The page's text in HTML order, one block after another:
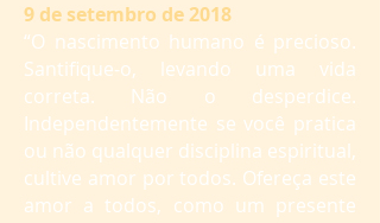
9 de setembro de 2018
“O nascimento humano é precioso.
Santifique-o, levando uma vida
correta. Não o desperdice.
Independentemente se você pratica
ou não qualquer disciplina espiritual,
cultive amor por todos. Ofereça este
amor a todos, como um presente